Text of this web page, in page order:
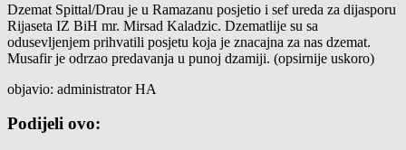
Dzemat Spittal/Drau je u Ramazanu posjetio i sef ureda za dijasporu
Rijaseta IZ BiH mr. Mirsad Kaladzic. Dzematlije su sa
odusevljenjem prihvatili posjetu koja je znacajna za nas dzemat.
Musafir je odrzao predavanja u punoj dzamiji. (opsirnije uskoro)
objavio: administrator HA
Podijeli ovo: